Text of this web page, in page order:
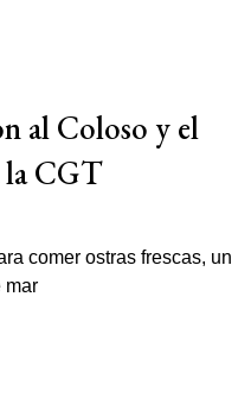
al Coloso y el
la CGT